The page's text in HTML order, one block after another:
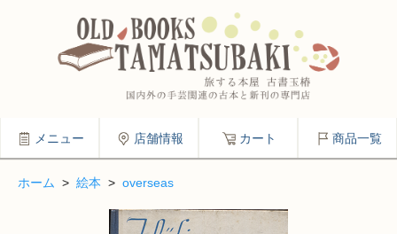
メニュー 店舗情報 カート 商品一覧
ホーム > 絵本 > overseas